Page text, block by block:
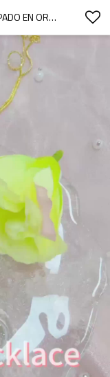
COLLAR DE ÁRBOL DE NAVIDAD CHAPADO EN ORO DE 18 QUILATES PARA MUJER | JOYAS PARA FIESTAS, FESTIVIDADES Y USO DIARIO